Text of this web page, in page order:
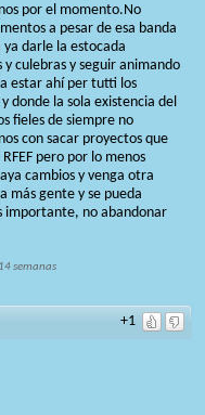
por el momento.No
a pesar de esa banda
darle la estocada
culebras y seguir animando
a estar ahí per tutti los
donde la sola existencia del
fieles de siempre no
con sacar proyectos que
pero por lo menos
cambios y venga otra
más gente y se pueda
importante, no abandonar
semanas
+1